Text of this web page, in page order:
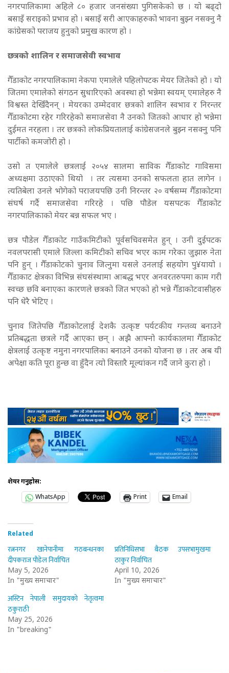
नगरपालिकामा अहिले ८० हजार जनसंख्या पुगिसकेको छ । यो बढ्दो
बसाइँ सराइको प्रभाव हो । बसाइँ सरी आएकाहरुको भावना बुझ्न नसक्नु नै
कांग्रेसको पराजय हुनुको प्रमुख कारण हो ।
छत्रको शालिन र समाजसेवी स्वभाव
गैँडाकोट नगरपालिकामा नेकपा एमालेले पहिलोपटक मेयर जितेको हो । यो
जितमा एमालेको संगठन सुधारिएको अवस्था हो भन्नेमा स्वयम् एमालेहरु नै
विश्वस्त देखिँदैनन् । मेयरका उम्मेदवार छत्रको शालिन स्वभाव र निरन्तर
गैँडाकोटमा रहेर गरिरहेको समाजसेवा नै उनको जितको आधार हो भन्नेमा
दुईमत नरहला । तर छत्रको लोकप्रियतालाई कांग्रेसजनले बुझ्न नसक्नु पनि
पार्टीको कमजोरी हो ।
उसो त एमालेले छत्रलाई २०५४ सालमा साविक गैँडाकोट गाविसमा
अध्यक्षमा उठाएको थियो । तर त्यसमा उनको सफलता हात लागेन ।
त्यतिबेला उनले भोगेको पराजयपछि उनी निरन्तर २० वर्षसम्म गैँडाकोटमा
संघर्ष गर्दै समाजसेवा गरिरहे । पछि पौडेल यसपटक गैँडाकोट
नगरपालिकाको मेयर बन्न सफल भए ।
छत्र पौडेल गैँडाकोट गाउँकमिटीको पूर्वसचिवसमेत हुन् । उनी दुईपटक
नवलपरासी एमाले जिल्ला कमिटीको सचिव भएर काम गरेका जुझारु नेता
पनि हुन् । गैँडाकोटको चुनाव जित्नुमा यसले उनलाई सहयोग पु¥यायो ।
गैँडाकाट क्षेत्रका विभिन्न संघसंस्थामा आबद्ध भएर अनवरतरुपमा काम गरी
स्वच्छ छवि बनाएका कारणले छत्रको जित भएको हो भन्ने गैँडाकोटवासीहरु
पनि धेरै भेटिए ।
चुनाव जितेपछि गैँडाकोटलाई देशकै उत्कृष्ट पर्यटकीय गन्तव्य बनाउने
प्रतिबद्धता छत्रले गर्दै आएका छन् । अझै आफ्नो कार्यकालमा गैँडाकोट
क्षेत्रलाई उत्कृष्ट नमुना नगरपालिका बनाउने उनको योजना छ । तर अब यी
अपेक्षा कति पूरा हुन्छ वा हुँदैन त्यो विस्तारै मूल्यांकन गर्दै जाने कुरा हो ।
शेयर गर्नुहोस:
WhatsApp
Print Email
Related
रत्ननगर खानेपानीमा गठबन्धनका
दीपकराज पौडेल निर्वाचित
May 5, 2026
In "मुख्य समाचार"
प्रतिनिधिसभा बैठक उपसभामुखमा
ठाकुर निर्वाचित
April 10, 2026
In "मुख्य समाचार"
अस्टिन नेपाली समुदायको नेतृत्वमा
ठकुराठी
May 25, 2026
In "breaking"